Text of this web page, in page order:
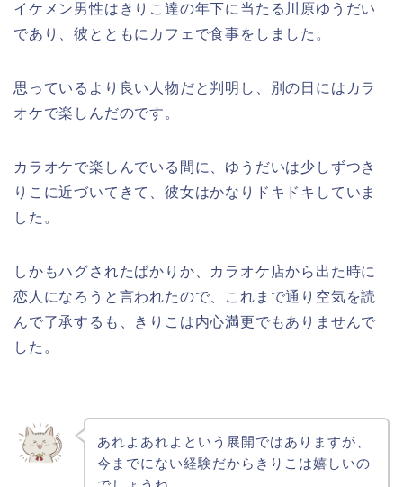
イケメン男性はきりこ達の年下に当たる川原ゆうだい
であり、彼とともにカフェで食事をしました。
思っているより良い人物だと判明し、別の日にはカラ
オケで楽しんだのです。
カラオケで楽しんでいる間に、ゆうだいは少しずつき
りこに近づいてきて、彼女はかなりドキドキしていま
した。
しかもハグされたばかりか、カラオケ店から出た時に
恋人になろうと言われたので、これまで通り空気を読
んで了承するも、きりこは内心満更でもありませんで
した。
あれよあれよという展開ではありますが、
今までにない経験だからきりこは嬉しいの